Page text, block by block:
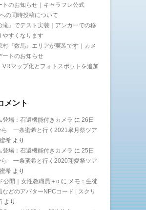
トのお知らせ｜キャラフレ公式
の同時投稿について
滝』でテスト実装｜アンカーでの移
やすくなります
村『数馬』エリアが実装です｜カメ
ートのお知らせ
VRマップ化とフォトスポットを追加
メント
登場：召還機能付きカメラ に 26日
ら 一条蜜希と行く2021皐月祭ツア
希 より
登場：召還機能付きカメラ に 25日
ら 一条蜜希と行く2020翔愛祭ツア
希 より
公開｜女性教職員＋α に メモ：生徒
などのアバターNPCコード | スクリ
より